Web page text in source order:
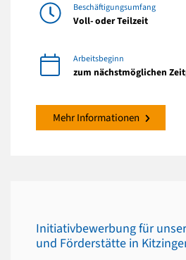
Beschäftigungsumfang
Voll- oder Teilzeit
Arbeitsbeginn
zum nächstmöglichen
Mehr Informationen
Initiativbewerbung für
und Förderstätte in